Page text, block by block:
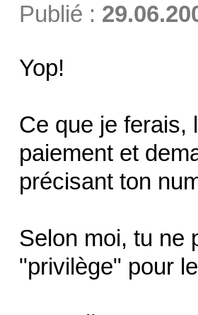
Publié :
Yop!
Ce que je ferais,
paiement et
précisant ton
Selon moi, tu ne
"privilège" pour